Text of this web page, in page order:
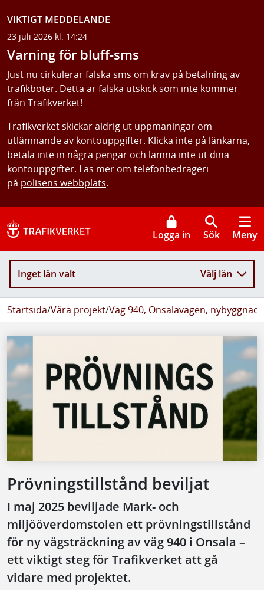
VIKTIGT MEDDELANDE
23 juli 2026 kl. 14:24
Varning för bluff-sms
Just nu cirkulerar falska sms om krav på betalning av
trafikböter. Detta är falska utskick som inte kommer
från Trafikverket!
Trafikverket skickar aldrig ut uppmaningar om
utlämnande av kontouppgifter. Klicka inte på länkarna,
betala inte in några pengar och lämna inte ut dina
kontouppgifter. Läs mer om telefonbedrägeri
på polisens webbplats.
Logga in Sök Meny
Inget län valt Välj län
Startsida/Våra projekt/Väg 940, Onsalavägen, nybyggnad
Prövningstillstånd beviljat
I maj 2025 beviljade Mark- och
miljööverdomstolen ett prövningstillstånd
för ny vägsträckning av väg 940 i Onsala –
ett viktigt steg för Trafikverket att gå
vidare med projektet.